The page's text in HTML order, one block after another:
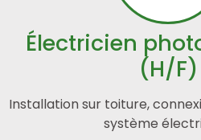
Électricien
(H/F)
Installation sur toiture,
système